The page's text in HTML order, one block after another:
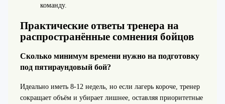
команду.
Практические ответы тренера на
распространённые сомнения бойцов
Сколько минимум времени нужно на подготовку
под пятираундовый бой?
Идеально иметь 8-12 недель, но если лагерь короче, тренер
сокращает объём и убирает лишнее, оставляя приоритетные